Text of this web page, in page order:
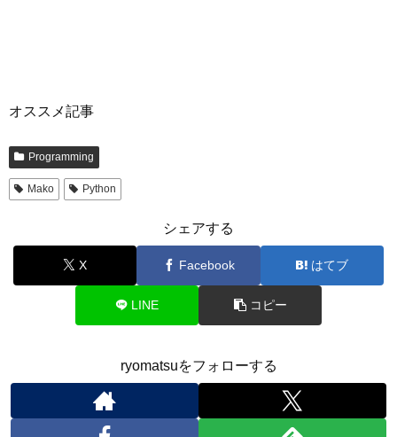
オススメ記事
Programming
Mako Python
シェアする
X Facebook はてブ
LINE コピー
ryomatsuをフォローする